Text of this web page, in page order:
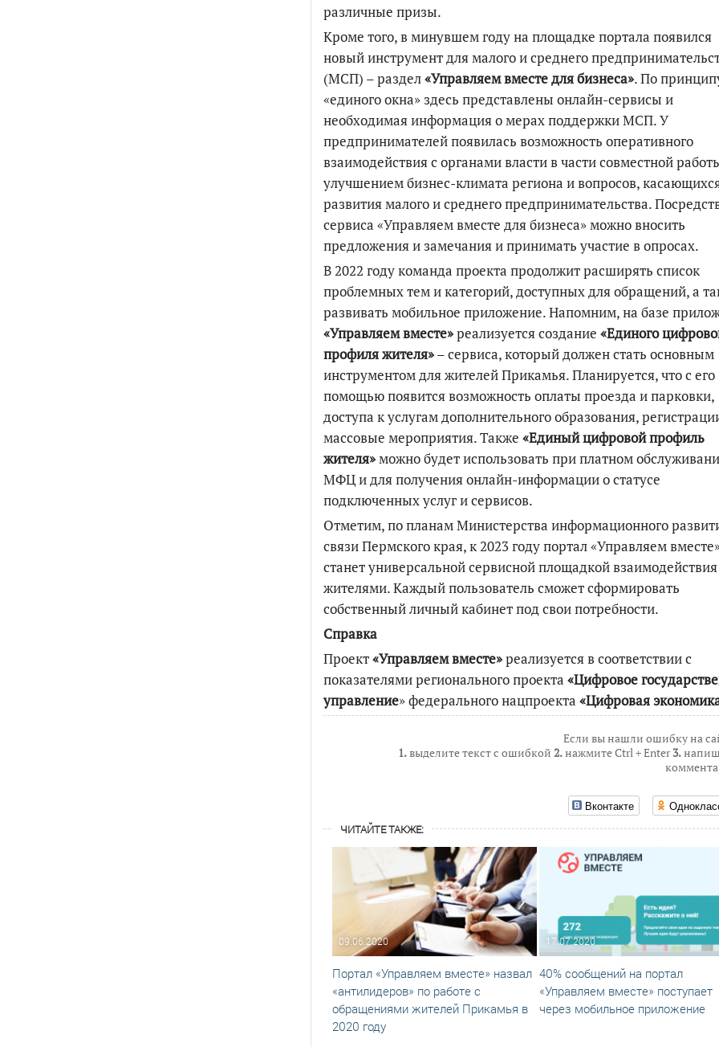
различные призы.
Кроме того, в минувшем году на площадке портала появился
новый инструмент для малого и среднего
(МСП) – раздел«Управляем вместе для бизнеса». По
«единого окна» здесь представлены онлайн-сервисы и
необходимая информация о мерах поддержки МСП. У
предпринимателей появилась возможность оперативного
взаимодействия с органами власти в части совместной
улучшением бизнес-климата региона и вопросов,
развития малого и среднего предпринимательства.
сервиса «Управляем вместе для бизнеса» можно вносить
предложения и замечания и принимать участие в опросах.
В 2022 году команда проекта продолжит расширять список
проблемных тем и категорий, доступных для обращений, а
развивать мобильное приложение. Напомним, на базе
«Управляем вместе»реализуется создание «Единого
профиля жителя»– сервиса, который должен стать основным
инструментом для жителей Прикамья. Планируется, что с его
помощью появится возможность оплаты проезда и парковки,
доступа к услугам дополнительного образования,
массовые мероприятия. Также «Единый цифровой профиль
жителя»можно будет использовать при платном
МФЦ и для получения онлайн-информации о статусе
подключенных услуг и сервисов.
Отметим, по планам Министерства информационного
связи Пермского края, к 2023 году портал «Управляем
станет универсальной сервисной площадкой взаимодействия
жителями. Каждый пользователь сможет сформировать
собственный личный кабинет под свои потребности.
Справка
Проект«Управляем вместе»реализуется в соответствии с
показателями регионального проекта «Цифровое
управление» федерального нацпроекта «Цифровая
Если вы нашли ошибку на
1.выделите текст с ошибкой 2.нажмите Ctrl + Enter3.
Вконтакте
ЧИТАЙТЕ ТАКЖЕ:
09.06.2020
Портал «Управляем вместе» назвал
«антилидеров» по работе с
обращениями жителей Прикамья в
2020 году
17.07.2020
40% сообщений на портал
«Управляем вместе» поступает
через мобильное приложение